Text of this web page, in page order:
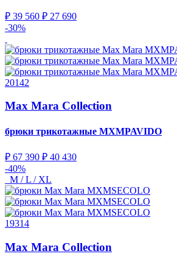
₽ 39 560 ₽ 27 690
-30%
20142
Max Mara Collection
брюки трикотажные MXMPAVIDO
₽ 67 390 ₽ 40 430
-40%
M / L / XL
19314
Max Mara Collection